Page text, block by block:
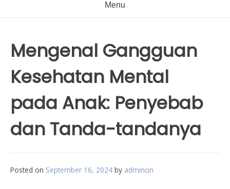
Menu
Mengenal Gangguan
Kesehatan Mental
pada Anak: Penyebab
dan Tanda-tandanya
Posted on September 16, 2024 by admincin